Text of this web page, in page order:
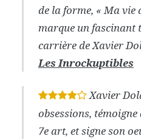
de la forme, « Ma vie
marque un fascinant
carrière de Xavier
Les Inrockuptibles
* * * *
Xavier
obsessions,
7e art, et signe son